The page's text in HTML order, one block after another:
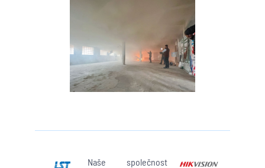
Naše společnost